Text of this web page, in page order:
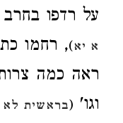
על רדפו
א יא), רחמו
ראה כמה
וגו' (בראשית